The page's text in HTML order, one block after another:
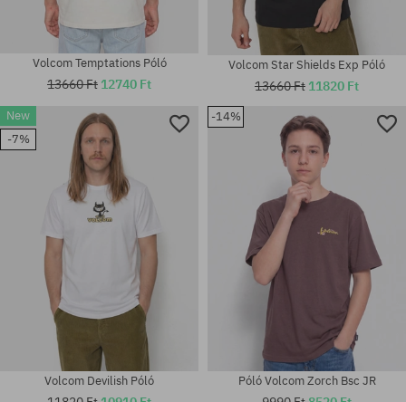
Elérhető méretek:
Elérhető méretek:
M; L; XL; XXL
Volcom Temptations Póló
13660 Ft 12740 Ft
Volcom Star Shields Exp Póló
13660 Ft 11820 Ft
New
-7%
Volcom Devilish Póló
-14%
Póló Volcom Zorch Bsc JR